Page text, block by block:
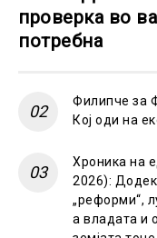
проверка во
потребна
Филипче за
Кој оди на
Хроника на
2026):
„реформи“,
а владата и